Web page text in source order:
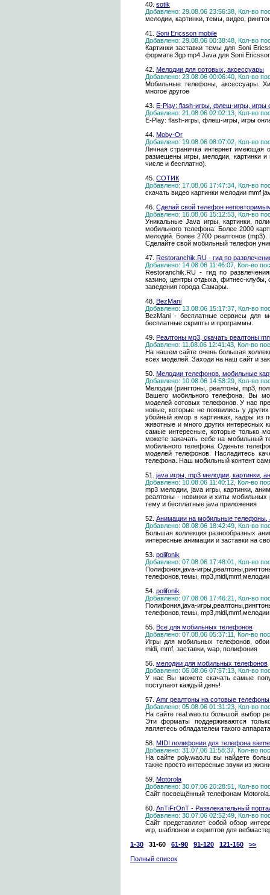
40. sotik
Добавлено: 29.08.06 23:56:38, Кол-во
мелодии, картинки, темы, видео,
41. Soni Ericsson mobile
Добавлено: 29.08.06 00:38:48, Кол-во
Картинки заставки темы для Soni
формате 3gp mp4 Java для Soni
42. Мелодии для сотовых, аксессуары
Добавлено: 23.08.06 00:06:40, Кол-во
Мобильные телефоны, аксессуары.
многое другое
43. E-Play: flash-игры, флеш-игры, игры
Добавлено: 21.08.06 02:02:13, Кол-во
E-Play: flash-игры, флеш-игры, игры
44. Moby-Or
Добавлено: 19.08.06 08:07:02, Кол-во
Личная страничка интернет имеющая
размещены игры, мелодии, картинки и
числе и бесплатно).
45. СОТИК
Добавлено: 17.08.06 17:47:34, Кол-во
скачать видео картинки мелодии mmf
46. Сделай свой телефон
Добавлено: 16.08.06 15:12:53, Кол-во
Уникальные Java игры, картинки,
мобильного телефона: Более 2000
мелодий. Более 2700 реалтонов
Сделайте свой мобильный телефон
47. Restoranchik.RU - гид по
Добавлено: 14.08.06 11:46:07, Кол-во
Restoranchik.RU - гид по
казино, центры отдыха, фитнес-клубы,
заведения города Самары.
48. BezMani
Добавлено: 13.08.06 15:17:37, Кол-во
BezMani - бесплатные сервисы для
бесплатные скрипты и программы.
49. Реалтоны мр3, скачать реалтоны
Добавлено: 11.08.06 12:41:43, Кол-во
На нашем сайте очень большая
всех моделей. Заходи на наш сайт и
50. Мелодии телефонов, мобильные
Добавлено: 10.08.06 14:58:29, Кол-во
Мелодии (рингтоны, реалтоны, mp3,
Вашего мобильного телефона. Вы
моделей сотовых телефонов. У нас
новые, которые не появились у
убойный юмор в картинках, кадры из
животные и много других интересных
самые интересные, которые только
можете закачать себе на мобильный
мобильного телефона. Оденьте
моделей телефонов. Насладитесь
телефона. Наш мобильный контент
51. java игры, mp3 мелодии, картинки,
Добавлено: 10.08.06 11:40:12, Кол-во
mp3 мелодии, java игры, картинки,
реалтоны - новинки и хиты мобильных
тему и бесплатные java приложения
52. Анимации на мобильные телефоны,
Добавлено: 08.08.06 18:42:49, Кол-во
Большая коллекция разнообразных
интересные анимации и заставки на
53. polifonik
Добавлено: 07.08.06 17:48:01, Кол-во
Полифония,java-
телефонов,темы,
54. polifonik
Добавлено: 07.08.06 17:46:21, Кол-во
Полифония,java-
телефонов,темы,
55. Все для мобильных телефонов
Добавлено: 07.08.06 05:37:11, Кол-во
Игры для мобильных телефонов,
midi, mmf, заставки, wap, полифония
56. мелодии для мобильных телефонов
Добавлено: 05.08.06 07:57:13, Кол-во
У нас Вы можете скачать самые
поступают каждый день!
57. Amr реалтоны на сотовые
Добавлено: 05.08.06 01:31:23, Кол-во
На сайте real.wao.ru большой выбор
Эти форматы поддерживаются
являетесь обладателем такого
58. MIDI полифония для телефона
Добавлено: 31.07.06 11:58:37, Кол-во
На сайте poly.wao.ru вы найдете
также просто интересные звуки из
59. Motorola
Добавлено: 30.07.06 20:28:51, Кол-во
Сайт посвещённый телефонам
60. AnTiFrOnT - Развлекательный
Добавлено: 30.07.06 02:52:49, Кол-во
Сайт представляет собой обзор
игр, шаблонов и скриптов для
1-30
31-60 61-90 91-120 121-150
>>
Полный список